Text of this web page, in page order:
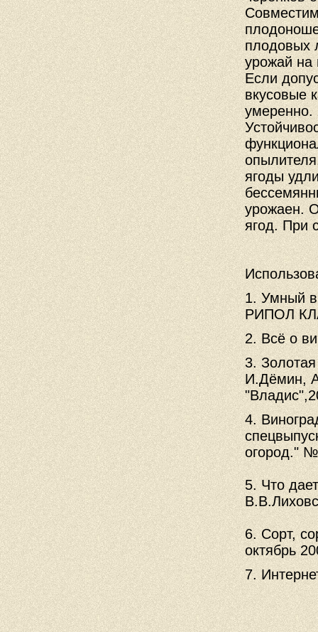
плодовых
урожай на
Если
вкусовые
умеренно.
ягоды
урожаен.
ягод. При
1. Умный
РИПОЛ
2. Всё о
3. Золотая
И.Дёмин,
4.
огород."
5. Что
6. Сорт,
октябрь
7.